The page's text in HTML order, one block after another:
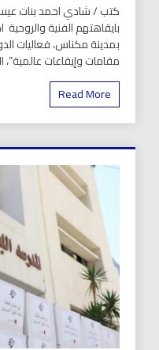
كتب / شادي احمد بنات
بايقاهتهم الفنية
بمدينة مكناس، فعاليات
مقامات وإيقاعات
Read More